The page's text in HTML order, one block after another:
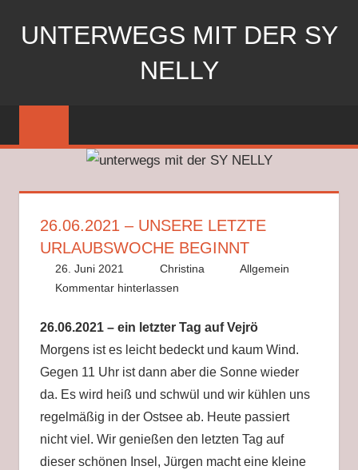
UNTERWEGS MIT DER SY
NELLY
26.06.2021 – UNSERE LETZTE
URLAUBSWOCHE BEGINNT
26. Juni 2021 Christina
Allgemein
Kommentar hinterlassen
26.06.2021 – ein letzter Tag auf Vejrö
Morgens ist es leicht bedeckt und kaum Wind.
Gegen 11 Uhr ist dann aber die Sonne wieder
da. Es wird heiß und schwül und wir kühlen uns
regelmäßig in der Ostsee ab. Heute passiert
nicht viel. Wir genießen den letzten Tag auf
dieser schönen Insel, Jürgen macht eine kleine